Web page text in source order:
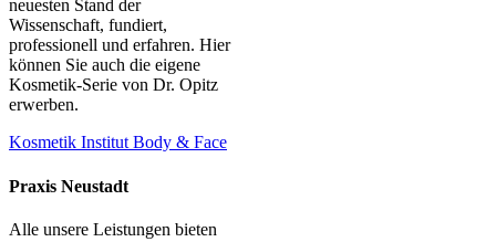
neuesten Stand der
Wissenschaft, fundiert,
professionell und erfahren. Hier
können Sie auch die eigene
Kosmetik-Serie von Dr. Opitz
erwerben.
Kosmetik Institut Body & Face
Praxis Neustadt
Alle unsere Leistungen bieten